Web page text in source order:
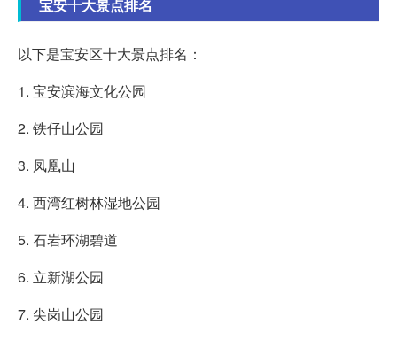
宝安十大景点排名
以下是宝安区十大景点排名：
1. 宝安滨海文化公园
2. 铁仔山公园
3. 凤凰山
4. 西湾红树林湿地公园
5. 石岩环湖碧道
6. 立新湖公园
7. 尖岗山公园